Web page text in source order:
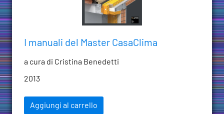
I manuali del Master CasaClima
a cura di Cristina Benedetti
2013
Aggiungi al carrello